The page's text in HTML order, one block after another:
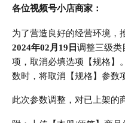
各位视频号小店商家：
为了营造良好的经营环境，
2024年02月19日调整三级类
项，取消必填选项【规格】
数时，将取消【规格】参数
此次参数调整，对已上架的